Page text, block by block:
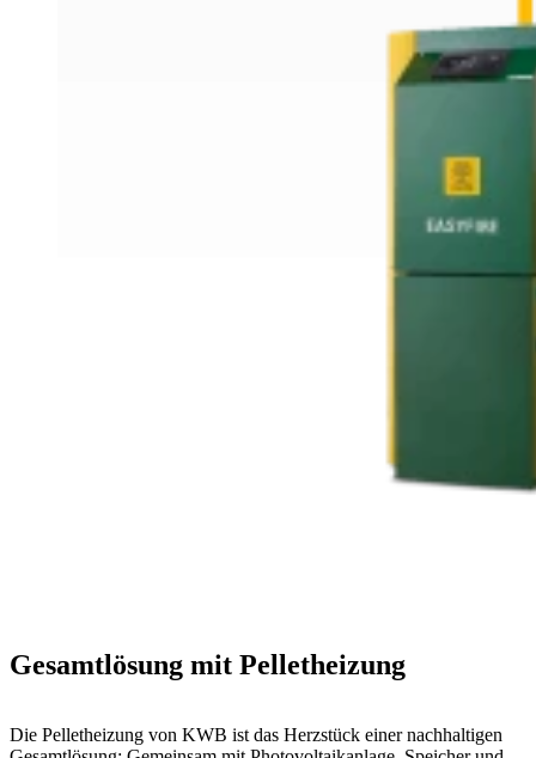
Gesamtlösung mit Pelletheizung
Die Pelletheizung von KWB ist das Herzstück einer nachhaltigen